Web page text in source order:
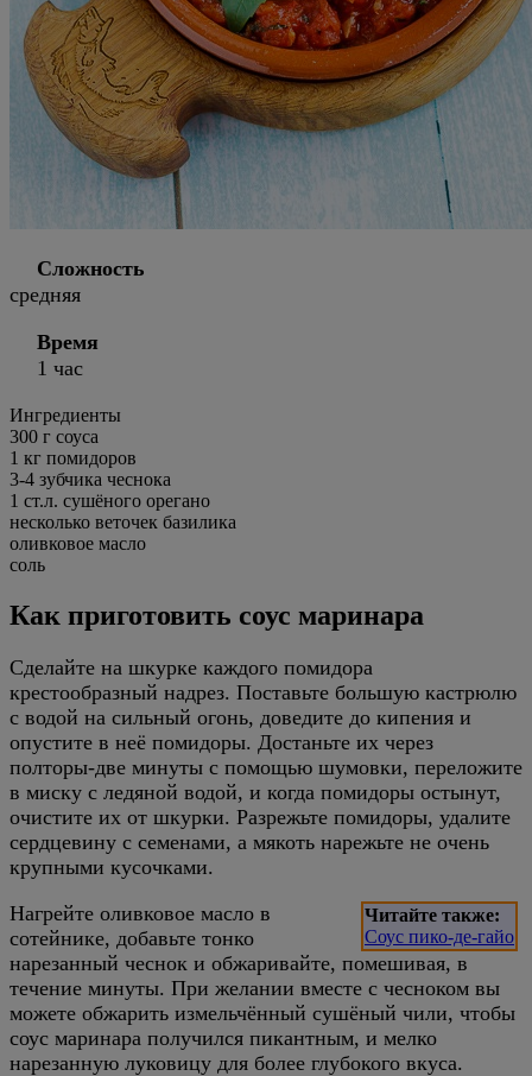
Сложность
средняя
Время
1 час
Ингредиенты
300 г соуса
1 кг помидоров
3-4 зубчика чеснока
1 ст.л. сушёного орегано
несколько веточек базилика
оливковое масло
соль
Как приготовить соус маринара
Сделайте на шкурке каждого помидора
крестообразный надрез. Поставьте большую кастрюлю
с водой на сильный огонь, доведите до кипения и
опустите в неё помидоры. Достаньте их через
полторы-две минуты с помощью шумовки, переложите
в миску с ледяной водой, и когда помидоры остынут,
очистите их от шкурки. Разрежьте помидоры, удалите
сердцевину с семенами, а мякоть нарежьте не очень
крупными кусочками.
Читайте также:
Соус пико-де-гайо
Нагрейте оливковое масло в
сотейнике, добавьте тонко
нарезанный чеснок и обжаривайте, помешивая, в
течение минуты. При желании вместе с чесноком вы
можете обжарить измельчённый сушёный чили, чтобы
соус маринара получился пикантным, и мелко
нарезанную луковицу для более глубокого вкуса.